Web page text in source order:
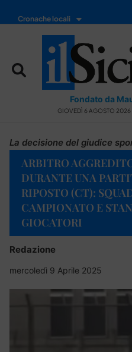
Cronache locali
Fondato da
GIOVEDÌ 6 AGOSTO
La decisione del giudice
ARBITRO
DURANTE UNA
RIPOSTO (CT):
CAMPIONATO E
GIOCATORI
Redazione
mercoledì 9 Aprile 2025